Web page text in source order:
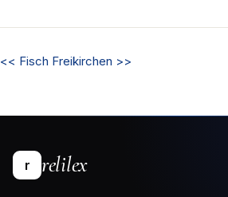
<< Fisch Freikirchen >>
r relilex